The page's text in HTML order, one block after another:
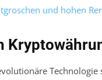
und hohen
Technologie